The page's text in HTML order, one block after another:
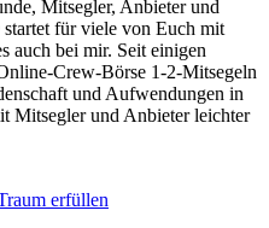
Mitsegler, Anbieter und
startet für viele von Euch mit
auch bei mir. Seit einigen
Crew-Börse 1-2-Mitsegeln
und Aufwendungen in
Mitsegler und Anbieter leichter
erfüllen